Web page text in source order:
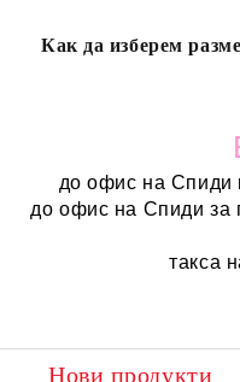
Как да изберем
до офис на Спиди
до офис на Спиди за
такса
Нови продукти